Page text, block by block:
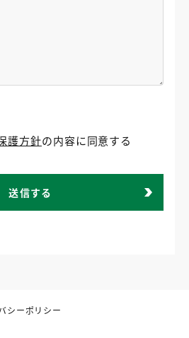
護方針の内容に同意する
送信する
シーポリシー